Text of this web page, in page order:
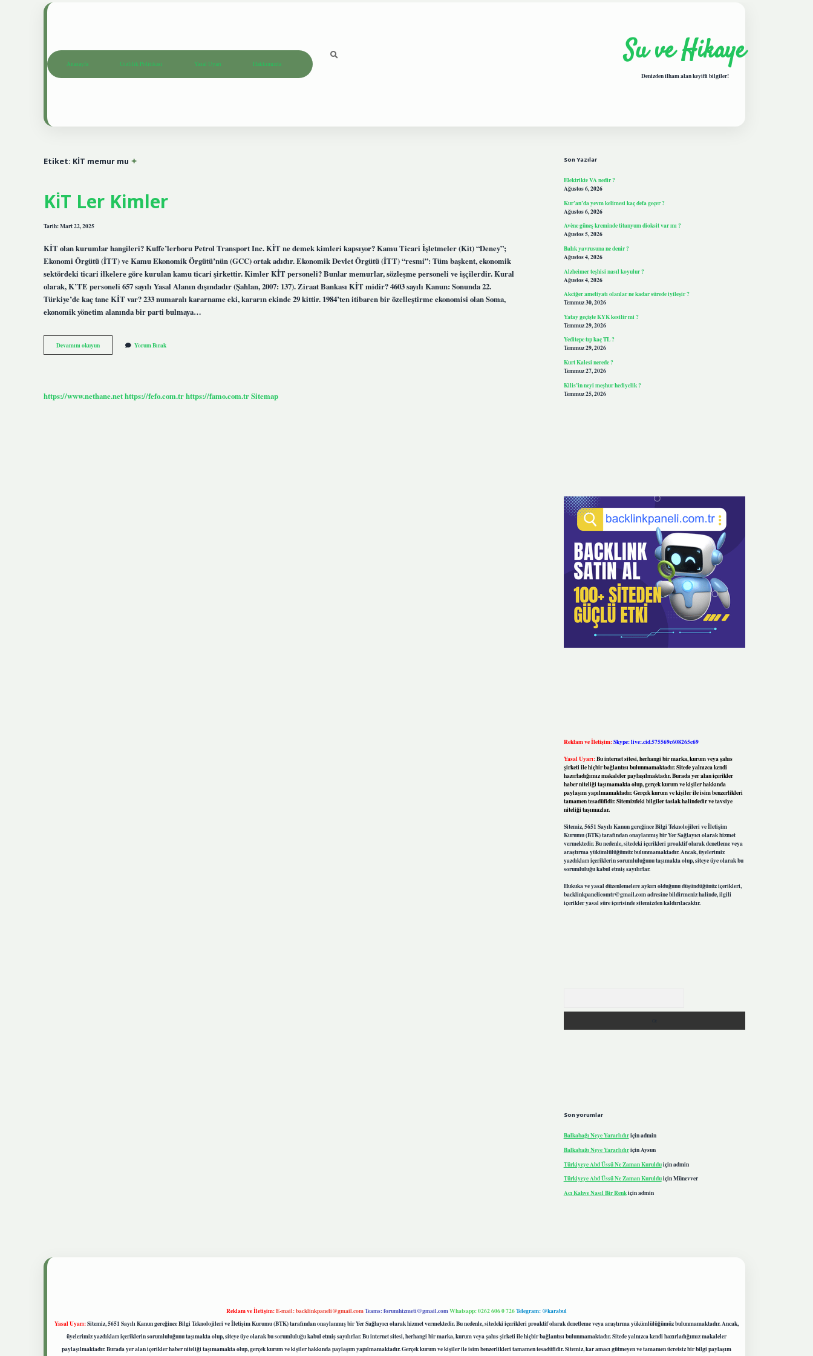
Anasayfa Gizlilik Politikası Yasal Uyarı Hakkımızda Su ve Hikaye
Denizden ilham alan keyifli bilgiler!
Etiket: KİT memur mu
Ki̇T Ler Kimler
Tarih: Mart 22, 2025
KİT olan kurumlar hangileri? Kuffe’lerboru Petrol Transport Inc. KİT ne demek kimleri kapsıyor? Kamu Ticari İşletmeler (Kit) “Deney”;
Ekonomi Örgütü (İTT) ve Kamu Ekonomik Örgütü’nün (GCC) ortak adıdır. Ekonomik Devlet Örgütü (İTT) “resmi”: Tüm başkent, ekonomik
sektördeki ticari ilkelere göre kurulan kamu ticari şirkettir. Kimler KİT personeli? Bunlar memurlar, sözleşme personeli ve işçilerdir. Kural
olarak, K’TE personeli 657 sayılı Yasal Alanın dışındadır (Şahlan, 2007: 137). Ziraat Bankası KİT midir? 4603 sayılı Kanun: Sonunda 22.
Türkiye’de kaç tane KİT var? 233 numaralı kararname eki, kararın ekinde 29 kittir. 1984’ten itibaren bir özelleştirme ekonomisi olan Soma,
ekonomik yönetim alanında bir parti bulmaya…
Devamını okuyunKi̇T
Ler
Yorum Bırak
https://www.nethane.nethttps://fefo.com.trhttps://famo.com.trSitemap
Son Yazılar
Elektrikte VA nedir ?
Ağustos 6, 2026
Kur’an’da yevm kelimesi kaç defa geçer ?
Ağustos 6, 2026
Avène güneş kreminde titanyum dioksit var mı ?
Ağustos 5, 2026
Balık yavrusuna ne denir ?
Ağustos 4, 2026
Alzheimer teşhisi nasıl koyulur ?
Ağustos 4, 2026
Akciğer ameliyatı olanlar ne kadar sürede iyileşir ?
Temmuz 30, 2026
Yatay geçişte KYK kesilir mi ?
Temmuz 29, 2026
Yeditepe tıp kaç TL ?
Temmuz 29, 2026
Kurt Kalesi nerede ?
Temmuz 27, 2026
Kilis’in neyi meşhur hediyelik ?
Temmuz 25, 2026
Reklam ve İletişim:Skype: live:.cid.575569c608265c69
Yasal Uyarı:Bu internet sitesi, herhangi bir marka, kurum veya şahıs
şirketi ile hiçbir bağlantısı bulunmamaktadır. Sitede yalnızca kendi
hazırladığımız makaleler paylaşılmaktadır. Burada yer alan içerikler
haber niteliği taşımamakta olup, gerçek kurum ve kişiler hakkında
paylaşım yapılmamaktadır. Gerçek kurum ve kişiler ile isim benzerlikleri
tamamen tesadüfidir. Sitemizdeki bilgiler taslak halindedir ve tavsiye
niteliği taşımazlar.
Sitemiz, 5651 Sayılı Kanun gereğince Bilgi Teknolojileri ve İletişim
Kurumu (BTK) tarafından onaylanmış bir Yer Sağlayıcı olarak hizmet
vermektedir. Bu nedenle, sitedeki içerikleri proaktif olarak denetleme veya
araştırma yükümlülüğümüz bulunmamaktadır. Ancak, üyelerimiz
yazdıkları içeriklerin sorumluluğunu taşımakta olup, siteye üye olarak bu
sorumluluğu kabul etmiş sayılırlar.
Hukuka ve yasal düzenlemelere aykırı olduğunu düşündüğünüz içerikleri,
backlinkpanelicomtr@gmail.comadresine bildirmeniz halinde, ilgili
içerikler yasal süre içerisinde sitemizden kaldırılacaktır.
Son yorumlar
Balkabağı Neye Yararlıdıriçinadmin
Balkabağı Neye YararlıdıriçinAysun
Türkiyeye Abd Üssü Ne Zaman Kurulduiçinadmin
Türkiyeye Abd Üssü Ne Zaman KurulduiçinMünevver
Acı Kahve Nasıl Bir Renkiçinadmin
Reklam ve İletişim:E-mail:backlinkpaneli@gmail.comTeams:forumhizmeti@gmail.comWhatsapp: 0262 606 0 726Telegram: @karabul
Yasal Uyarı:Sitemiz, 5651 Sayılı Kanun gereğince Bilgi Teknolojileri ve İletişim Kurumu (BTK) tarafından onaylanmış bir Yer Sağlayıcı olarak hizmet vermektedir. Bu nedenle, sitedeki içerikleri proaktif olarak denetleme veya araştırma yükümlülüğümüz bulunmamaktadır. Ancak,
üyelerimiz yazdıkları içeriklerin sorumluluğunu taşımakta olup, siteye üye olarak bu sorumluluğu kabul etmiş sayılırlar. Bu internet sitesi, herhangi bir marka, kurum veya şahıs şirketi ile hiçbir bağlantısı bulunmamaktadır. Sitede yalnızca kendi hazırladığımız makaleler
paylaşılmaktadır. Burada yer alan içerikler haber niteliği taşımamakta olup, gerçek kurum ve kişiler hakkında paylaşım yapılmamaktadır. Gerçek kurum ve kişiler ile isim benzerlikleri tamamen tesadüfidir. Sitemiz, kar amacı gütmeyen ve tamamen ücretsiz bir bilgi paylaşım